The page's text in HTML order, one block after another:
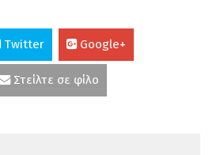
Twitter Google+
Στείλτε σε φίλο